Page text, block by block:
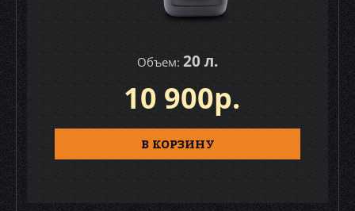
Объем: 20 л.
10 900р.
В КОРЗИНУ